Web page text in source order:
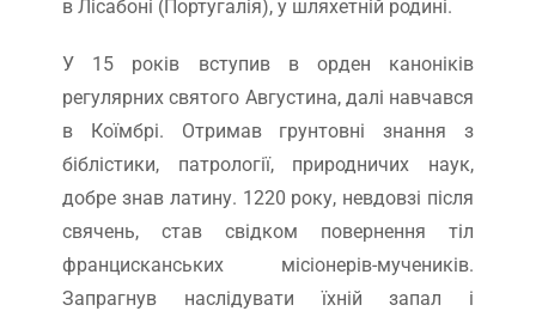
в Лісабоні (Португалія), у шляхетній родині.
У 15 років вступив в орден каноніків
регулярних святого Августина, далі навчався
в Коїмбрі. Отримав грунтовні знання з
біблістики, патрології, природничих наук,
добре знав латину. 1220 року, невдовзі після
свячень, став свідком повернення тіл
францисканських місіонерів-мучеників.
Запрагнув наслідувати їхній запал і